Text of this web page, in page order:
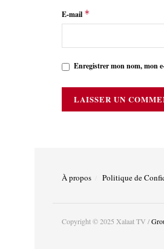
E-mail *
Enregistrer mon nom, mon
À propos Politique de
Copyright © 2025 Xalaat TV /